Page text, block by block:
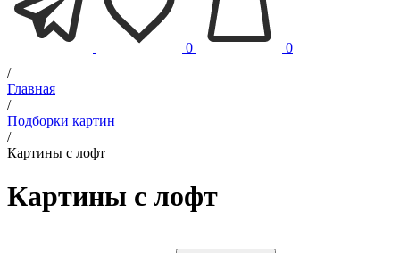
0
0
/
Главная
/
Подборки картин
/
Картины с лофт
Картины с лофт